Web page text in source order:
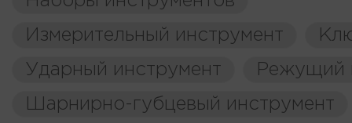
Измерительный инструмент
Ударный инструмент
Режущий
Шарнирно-губцевый инструмент